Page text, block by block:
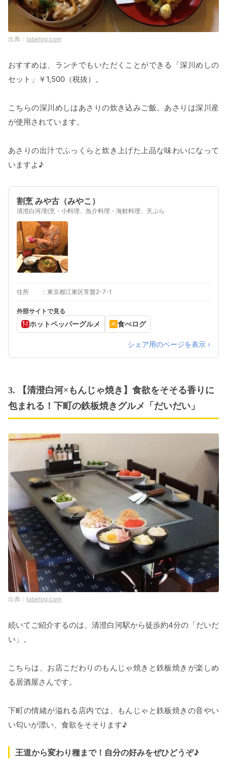
tabelog.com
おすすめは、ランチでもいただくことができる「深川めしの
セット」￥1,500（税抜）。
こちらの深川めしはあさりの炊き込みご飯。あさりは深川産
が使用されています。
あさりの出汁でふっくらと炊き上げた上品な味わいになって
いますよ♪
割烹 みや古（みやこ）
清澄白河/割烹・小料理、魚介料理・海鮮料理、天ぷら
住所 東京都江東区常盤2-7-1
外部サイトで見る
ホットペッパーグルメ 食べログ
シェア用のページを表示 ›
3. 【清澄白河×もんじゃ焼き】食欲をそそる香りに
包まれる！下町の鉄板焼きグルメ「だいだい」
tabelog.com
続いてご紹介するのは、清澄白河駅から徒歩約4分の「だいだ
い」。
こちらは、お店こだわりのもんじゃ焼きと鉄板焼きが楽しめ
る居酒屋さんです。
下町の情緒が溢れる店内では、もんじゃと鉄板焼きの音やい
い匂いが漂い、食欲をそそります♪
王道から変わり種まで！自分の好みをぜひどうぞ♪